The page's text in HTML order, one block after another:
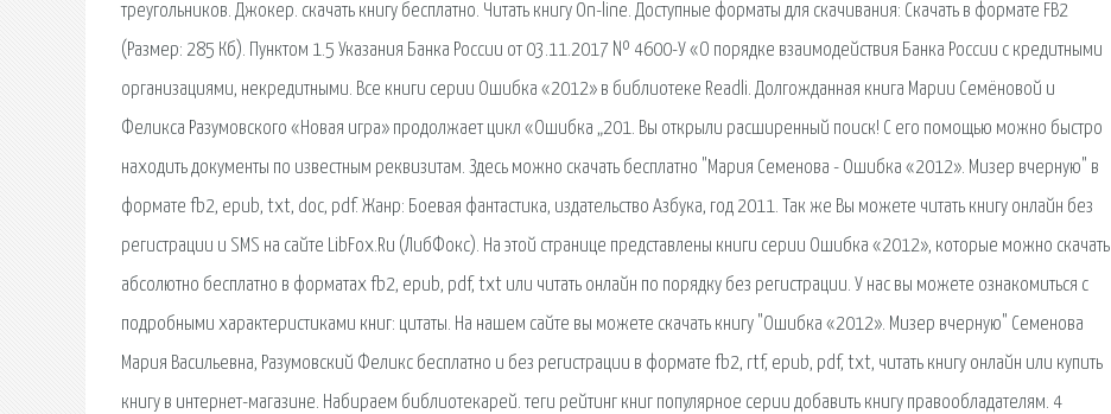
треугольников. Джокер. скачать книгу бесплатно. Читать книгу On-line. Доступные форматы для скачивания: Скачать в формате FB2
(Размер: 285 Кб). Пунктом 1.5 Указания Банка России от 03.11.2017 № 4600-У «О порядке взаимодействия Банка России с кредитными
организациями, некредитными. Все книги серии Ошибка «2012» в библиотеке Readli. Долгожданная книга Марии Семёновой и
Феликса Разумовского «Новая игра» продолжает цикл «Ошибка „201. Вы открыли расширенный поиск! С его помощью можно быстро
находить документы по известным реквизитам. Здесь можно скачать бесплатно "Мария Семенова - Ошибка «2012». Мизер вчерную" в
формате fb2, epub, txt, doc, pdf. Жанр: Боевая фантастика, издательство Азбука, год 2011. Так же Вы можете читать книгу онлайн без
регистрации и SMS на сайте LibFox.Ru (ЛибФокс). На этой странице представлены книги серии Ошибка «2012», которые можно скачать
абсолютно бесплатно в форматах fb2, epub, pdf, txt или читать онлайн по порядку без регистрации. У нас вы можете ознакомиться с
подробными характеристиками книг: цитаты. На нашем сайте вы можете скачать книгу "Ошибка «2012». Мизер вчерную" Семенова
Мария Васильевна, Разумовский Феликс бесплатно и без регистрации в формате fb2, rtf, epub, pdf, txt, читать книгу онлайн или купить
книгу в интернет-магазине. Набираем библиотекарей. теги рейтинг книг популярное серии добавить книгу правообладателям. 4